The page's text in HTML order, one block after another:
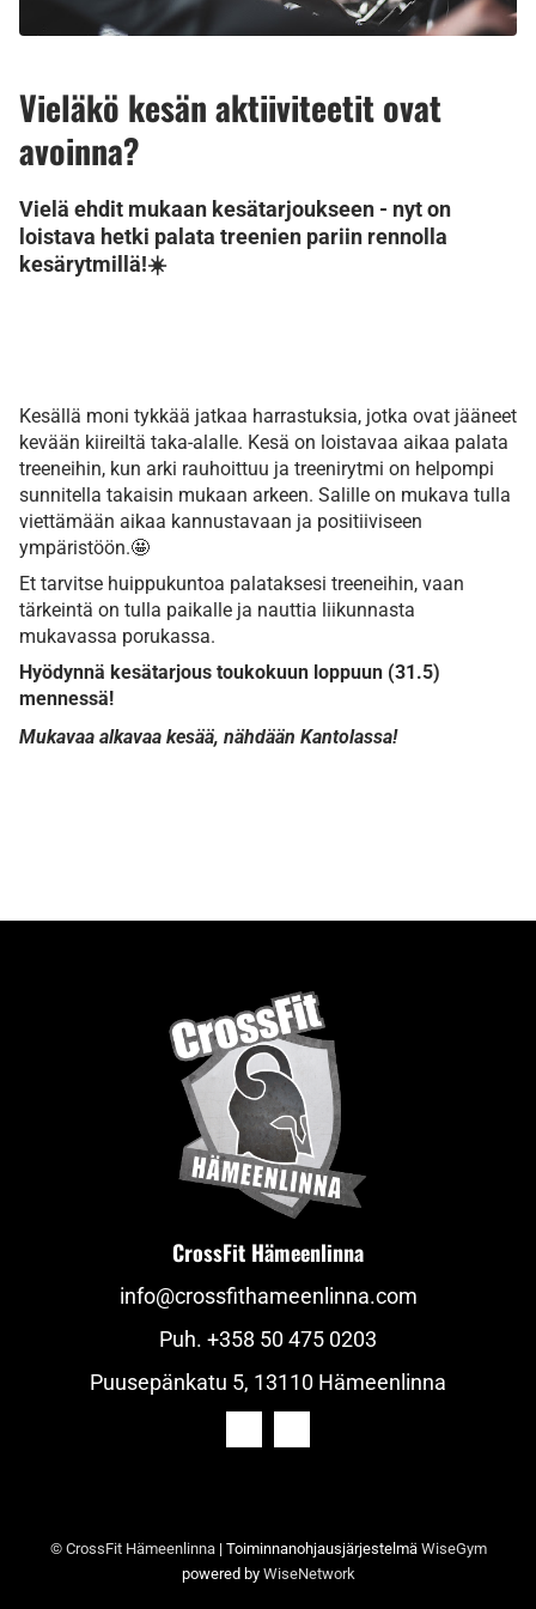
Vieläkö kesän aktiiviteetit ovat
avoinna?
Vielä ehdit mukaan kesätarjoukseen - nyt on
loistava hetki palata treenien pariin rennolla
kesärytmillä!☀️
Kesällä moni tykkää jatkaa harrastuksia, jotka ovat jääneet
kevään kiireiltä taka-alalle. Kesä on loistavaa aikaa palata
treeneihin, kun arki rauhoittuu ja treenirytmi on helpompi
sunnitella takaisin mukaan arkeen. Salille on mukava tulla
viettämään aikaa kannustavaan ja positiiviseen
ympäristöön.🤩
Et tarvitse huippukuntoa palataksesi treeneihin, vaan
tärkeintä on tulla paikalle ja nauttia liikunnasta
mukavassa porukassa.
Hyödynnä kesätarjous toukokuun loppuun (31.5)
mennessä!
Mukavaa alkavaa kesää, nähdään Kantolassa!
CrossFit Hämeenlinna
info@crossfithameenlinna.com
Puh. +358 50 475 0203
Puusepänkatu 5, 13110 Hämeenlinna
© CrossFit Hämeenlinna| Toiminnanohjausjärjestelmä WiseGym
powered by WiseNetwork